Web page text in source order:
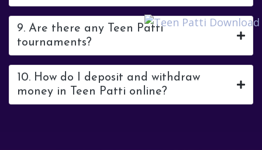
9. Are there any Teen Patti
tournaments?
10. How do I deposit and withdraw
money in Teen Patti online?